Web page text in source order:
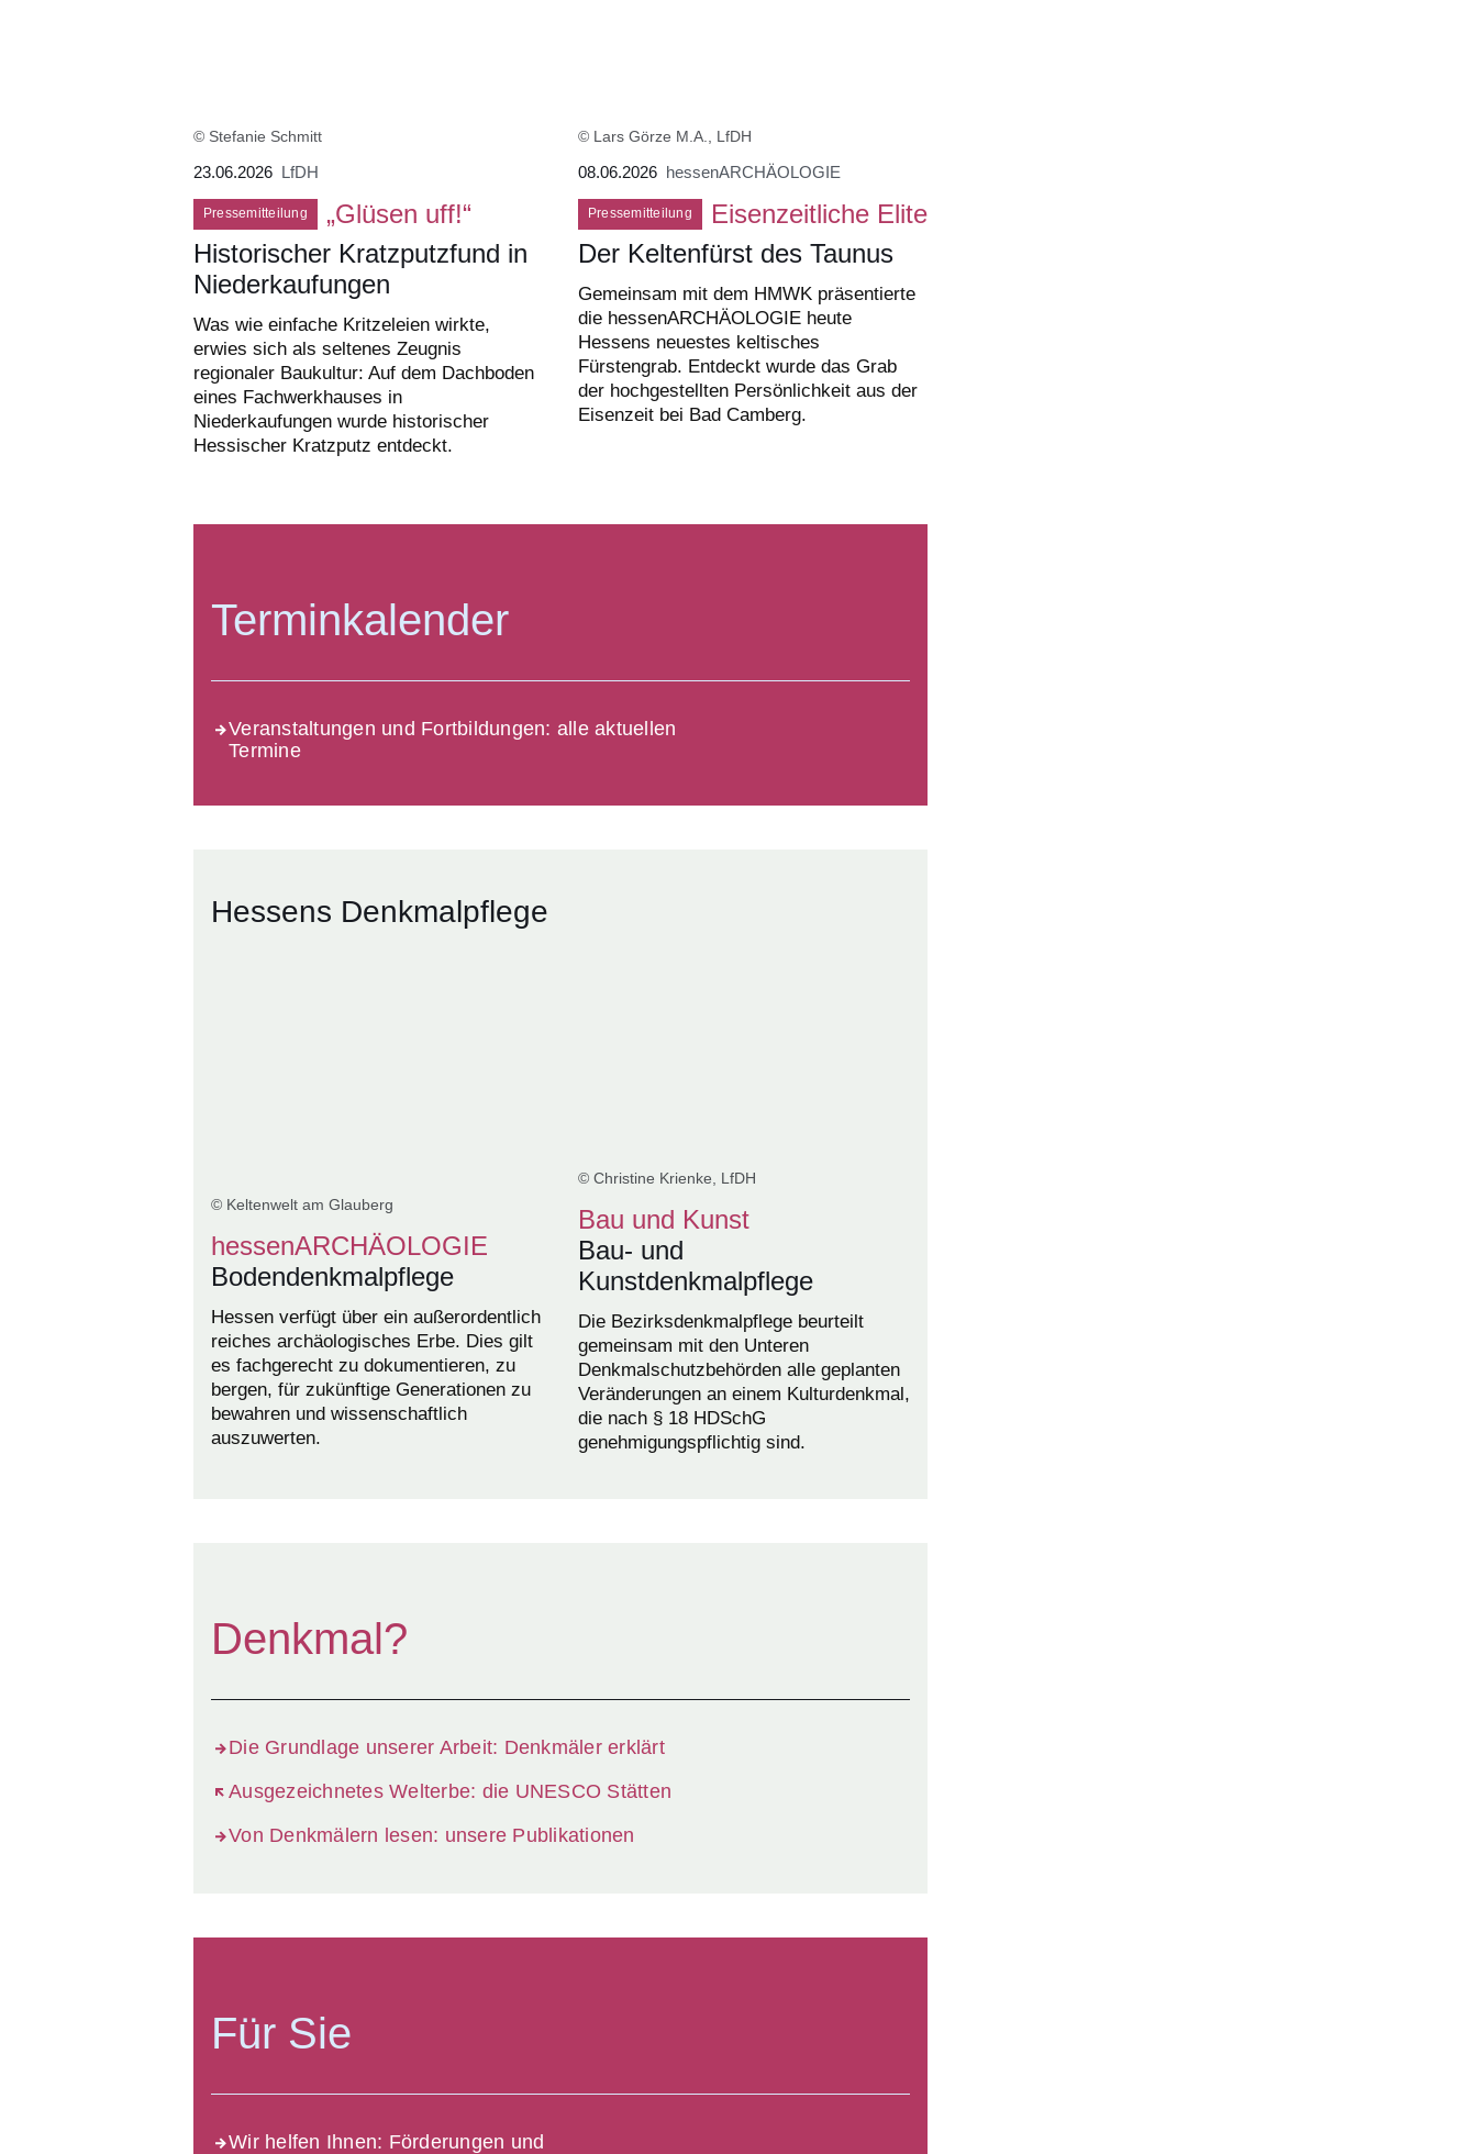
© Stefanie Schmitt
23.06.2026 LfDH
Pressemitteilung
„Glüsen uff!“
Historischer Kratzputzfund in
Niederkaufungen
Was wie einfache Kritzeleien wirkte,
erwies sich als seltenes Zeugnis
regionaler Baukultur: Auf dem Dachboden
eines Fachwerkhauses in
Niederkaufungen wurde historischer
Hessischer Kratzputz entdeckt.
© Lars Görze M.A., LfDH
08.06.2026 hessenARCHÄOLOGIE
Pressemitteilung
Eisenzeitliche Elite
Der Keltenfürst des Taunus
Gemeinsam mit dem HMWK präsentierte
die hessenARCHÄOLOGIE heute
Hessens neuestes keltisches
Fürstengrab. Entdeckt wurde das Grab
der hochgestellten Persönlichkeit aus der
Eisenzeit bei Bad Camberg.
Terminkalender
Veranstaltungen und Fortbildungen: alle aktuellen
Termine
Hessens Denkmalpflege
© Keltenwelt am Glauberg
hessenARCHÄOLOGIE
Bodendenkmalpflege
Hessen verfügt über ein außerordentlich
reiches archäologisches Erbe. Dies gilt
es fachgerecht zu dokumentieren, zu
bergen, für zukünftige Generationen zu
bewahren und wissenschaftlich
auszuwerten.
© Christine Krienke, LfDH
Bau und Kunst
Bau- und
Kunstdenkmalpflege
Die Bezirksdenkmalpflege beurteilt
gemeinsam mit den Unteren
Denkmalschutzbehörden alle geplanten
Veränderungen an einem Kulturdenkmal,
die nach § 18 HDSchG
genehmigungspflichtig sind.
Denkmal?
Die Grundlage unserer Arbeit: Denkmäler erklärt
Ausgezeichnetes Welterbe: die UNESCO Stätten
Öffnet sich in einem neuen Fenster
Von Denkmälern lesen: unsere Publikationen
Für Sie
Wir helfen Ihnen: Förderungen und